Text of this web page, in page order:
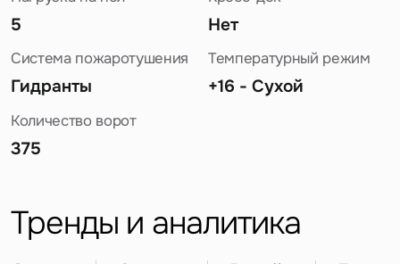
5 Нет
Система пожаротушения
Гидранты
Температурный режим
+16 - Сухой
Количество ворот
375
Тренды и аналитика
Задайте свой вопрос